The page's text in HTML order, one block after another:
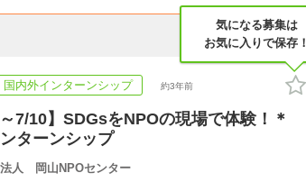
気になる募集は
お気に入りで保存！
国内外インターンシップ 約3年前
～7/10】SDGsをNPOの現場で体験！＊
ターンシップ
人 岡山NPOセンター